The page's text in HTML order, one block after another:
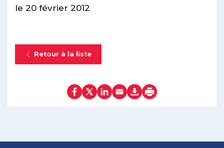
le 20 février 2012
Retour à la liste